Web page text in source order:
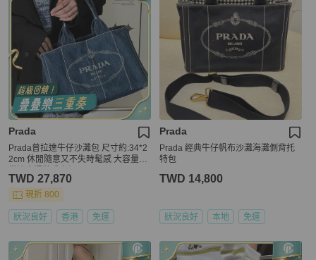
Prada
Prada普拉達牛仔沙灘包 尺寸約:34*2
2cm 休閒隨意又不失時髦感 大容量非
TWD 27,870
現折 800
狀況良好 香港 免運
Prada
Prada 經典牛仔帆布沙灘海灘側背托
特包
TWD 14,800
狀況良好 本地 免運